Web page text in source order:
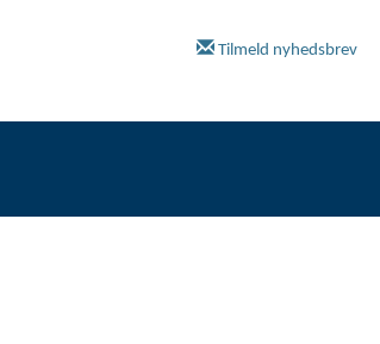
Tilmeld nyhedsbrev